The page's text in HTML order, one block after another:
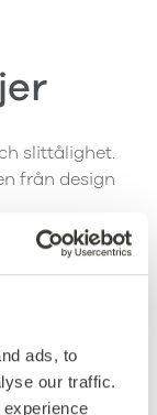
ads, to
our traffic.
slittålighet.
från design